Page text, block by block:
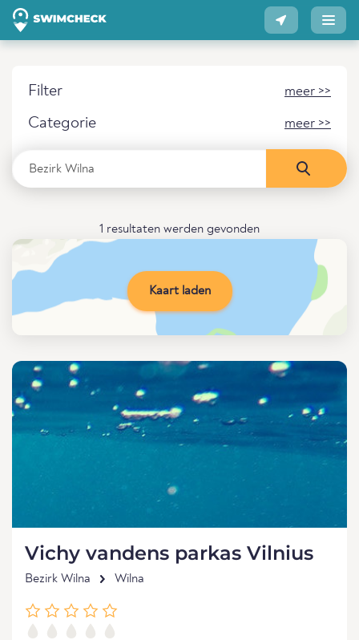
Filter meer >>
Categorie meer >>
1 resultaten werden gevonden
Kaart laden
Vichy vandens parkas Vilnius
Bezirk Wilna Wilna